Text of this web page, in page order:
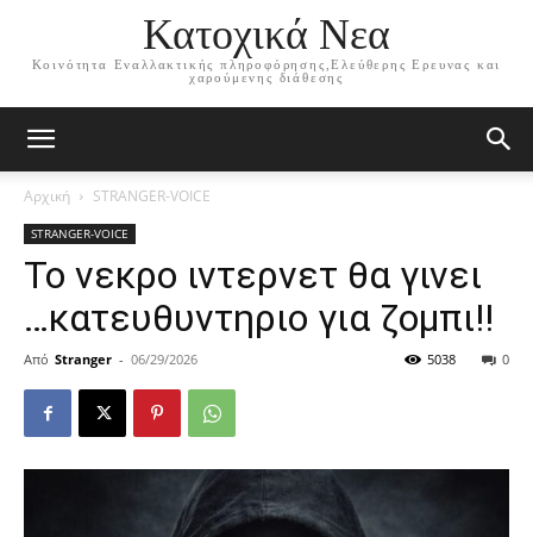
Κατοχικά Νεα
Κοινότητα Εναλλακτικής πληροφόρησης,Ελεύθερης Ερευνας και
χαρούμενης διάθεσης
Αρχική STRANGER-VOICE
STRANGER-VOICE
Το νεκρο ιντερνετ θα γινει
…κατευθυντηριο για ζομπι!!
Από Stranger - 06/29/2026 0
5038